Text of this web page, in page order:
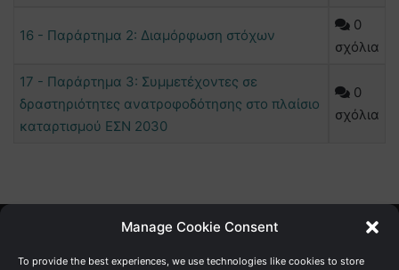
Manage Cookie Consent
To provide the best experiences, we use technologies like cookies to store
16 - Παράρτημα 2: Διαμόρφωση στόχων
0
σχόλια
17 - Παράρτημα 3: Συμμετέχοντες σε
δραστηριότητες ανατροφοδότησης στο πλαίσιο
καταρτισμού ΕΣΝ 2030
0
σχόλια
Γενική Διεύθυνση Ανάπτυξης